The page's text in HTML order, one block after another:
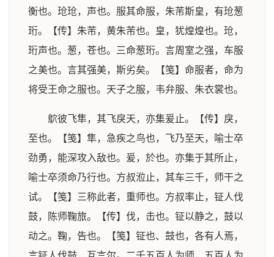
衡也。玱玱，声也。服其命服，朱芾斯皇，有玱葱
珩。【传】朱芾，黄朱芾也。皇，犹煌煌也。玱，
珩声也。葱，苍也。三命葱珩。言周室之强，车服
之美也。言其强美，斯劣矣。【笺】命服者，命为
将受王命之服也。天子之服，韦弁服、朱衣裳也。
鴥彼飞隼，其飞戾天，亦集爰止。【传】戾，
至也。【笺】隼，急疾之鸟也，飞乃至天，喻士卒
劲勇，能深攻入敌也。爰，於也。亦集于其所止，
喻士卒须命乃行也。方叔涖止，其车三千，师干之
试。【笺】三称此者，重师也。方叔率止，钲人伐
鼓，陈师鞠旅。【传】伐，击也。钲以静之，鼓以
动之。鞠，告也。【笺】钲也、鼓也，各有人焉，